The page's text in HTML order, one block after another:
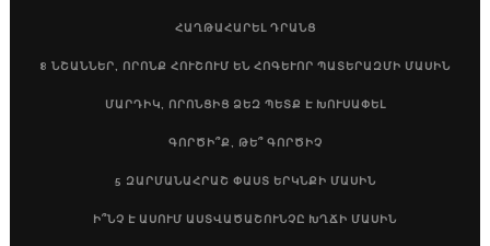
ՀԱՂԹԱՀԱՐԵԼ ԴՐԱՆՑ
8 ՆՇԱՆՆԵՐ, ՈՐՈՆՔ ՀՈՒՇՈՒՄ ԵՆ ՀՈԳԵՒՈՐ ՊԱՏԵՐԱԶՄԻ ՄԱՍԻՆ
ՄԱՐԴԻԿ, ՈՐՈՆՑԻՑ ՁԵԶ ՊԵՏՔ Է ԽՈՒՍԱՓԵԼ
ԳՈՐԾԻ՞Ք, ԹԵ՞ ԳՈՐԾԻՉ
5 ԶԱՐՄԱՆԱՀՐԱՇ ՓԱՍՏ ԵՐԿՆՔԻ ՄԱՍԻՆ
Ի՞ՆՉ Է ԱՍՈՒՄ ԱՍՏՎԱԾԱՇՈՒՆՉԸ ԽՂՃԻ ՄԱՍԻՆ